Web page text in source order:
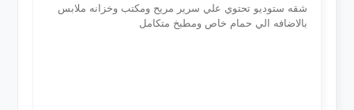
شقه ستوديو تحتوي علي سرير مريح ومكتب وخزانه ملابس
بالاضافه الي حمام خاص ومطبخ متكامل